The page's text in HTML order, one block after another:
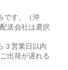
です。（沖
送会社は選択
３営業日以内
出荷が遅れる